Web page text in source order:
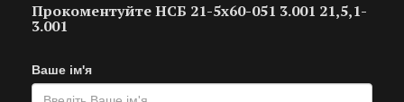
Прокоментуйте НСБ 21-5х60-051 3.001 21,5,1-
3.001
Ваше ім'я